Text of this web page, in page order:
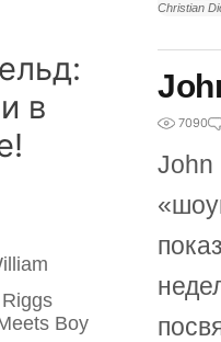
в
Boy
Christian
7090
John